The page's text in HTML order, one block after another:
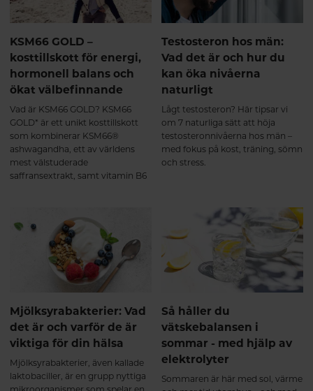
KSM66 GOLD –
kosttillskott för energi,
hormonell balans och
ökat välbefinnande
Vad är KSM66 GOLD? KSM66
GOLD* är ett unikt kosttillskott
som kombinerar KSM66®
ashwagandha, ett av världens
mest välstuderade
saffransextrakt, samt vitamin B6
och sinne vid: Stress och
utmattning Oro och
sömnproblem Hormonell
obalans Nedsatt libido Produkten
är lika effektiv för både kvinnor
och män. Hur fungerar KSM66
GOLD? Samverkande extrakt för
ökad effekt. KSM66, saffran och
med samma mål: att återställa
emotionell balans, energi och
hormonell stabilitet. Mer ork och
inre lugn Ashwagandha (KSM66)
Testosteron hos män:
Vad det är och hur du
kan öka nivåerna
naturligt
Lågt testosteron? Här tipsar vi
om 7 naturliga sätt att höja
testosteronnivåerna hos män –
med fokus på kost, träning, sömn
och stress.
Mjölksyrabakterier: Vad
det är och varför de är
viktiga för din hälsa
Mjölksyrabakterier, även kallade
laktobaciller, är en grupp nyttiga
Så håller du
vätskebalansen i
sommar - med hjälp av
elektrolyter
Sommaren är här med sol, värme